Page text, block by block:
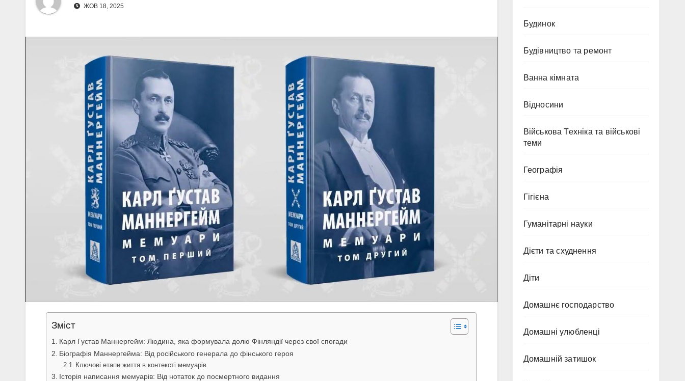
ЖОВ 18, 2025
Зміст
Карл Густав Маннергейм: Людина, яка формувала долю Фінляндії через свої спогади
Біографія Маннергейма: Від російського генерала до фінського героя
Ключові етапи життя в контексті мемуарів
Історія написання мемуарів: Від нотаток до посмертного видання
Будинок
Будівництво та ремонт
Ванна кімната
Відносини
Військова Техніка та військові
теми
Географія
Гігієна
Гуманітарні науки
Дієти та схуднення
Діти
Домашнє господарство
Домашні улюбленці
Домашній затишок